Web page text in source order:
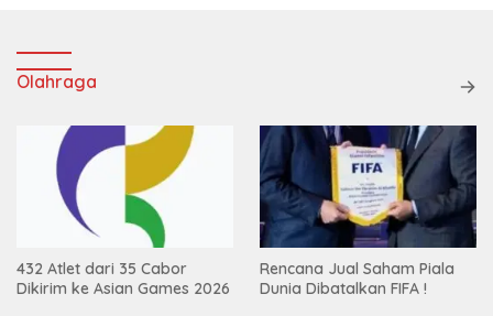
Olahraga
432 Atlet dari 35 Cabor
Dikirim ke Asian Games 2026
Rencana Jual Saham Piala
Dunia Dibatalkan FIFA !